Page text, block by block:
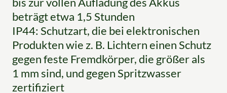
beträgt etwa 1,5 Stunden
IP44: Schutzart, die bei elektronischen
Produkten wie z. B. Lichtern einen Schutz
gegen feste Fremdkörper, die größer als
1 mm sind, und gegen Spritzwasser
zertifiziert